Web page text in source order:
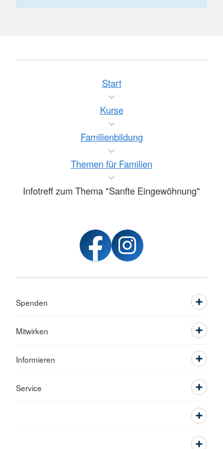
Start
Kurse
Familienbildung
Themen für Familien
Infotreff zum Thema "Sanfte Eingewöhnung"
Spenden
Mitwirken
Informieren
Service